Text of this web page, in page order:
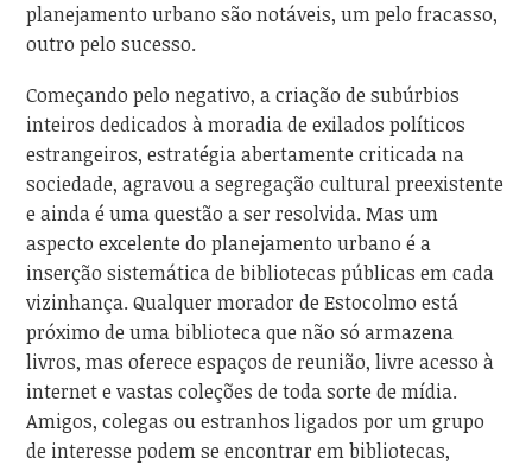
planejamento urbano são notáveis, um pelo fracasso,
outro pelo sucesso.
Começando pelo negativo, a criação de subúrbios
inteiros dedicados à moradia de exilados políticos
estrangeiros, estratégia abertamente criticada na
sociedade, agravou a segregação cultural preexistente
e ainda é uma questão a ser resolvida. Mas um
aspecto excelente do planejamento urbano é a
inserção sistemática de bibliotecas públicas em cada
vizinhança. Qualquer morador de Estocolmo está
próximo de uma biblioteca que não só armazena
livros, mas oferece espaços de reunião, livre acesso à
internet e vastas coleções de toda sorte de mídia.
Amigos, colegas ou estranhos ligados por um grupo
de interesse podem se encontrar em bibliotecas,